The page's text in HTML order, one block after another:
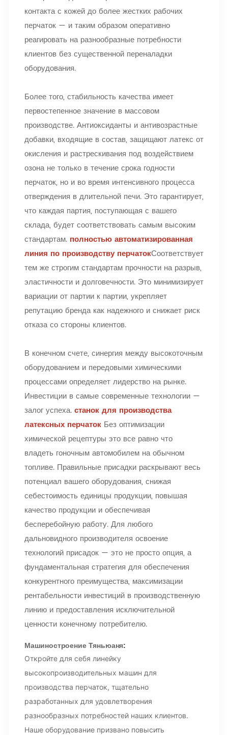
контакта с кожей до более жестких рабочих
перчаток — и таким образом оперативно
реагировать на разнообразные потребности
клиентов без существенной переналадки
оборудования.
Более того, стабильность качества имеет
первостепенное значение в массовом
производстве. Антиоксиданты и антивозрастные
добавки, входящие в состав, защищают латекс от
окисления и растрескивания под воздействием
озона не только в течение срока годности
перчаток, но и во время интенсивного процесса
отверждения в длительной печи. Это гарантирует,
что каждая партия, поступающая с вашего
склада, будет соответствовать самым высоким
стандартам. полностью автоматизированная
линия по производству перчатокСоответствует
тем же строгим стандартам прочности на разрыв,
эластичности и долговечности. Это минимизирует
вариации от партии к партии, укрепляет
репутацию бренда как надежного и снижает риск
отказа со стороны клиентов.
В конечном счете, синергия между высокоточным
оборудованием и передовыми химическими
процессами определяет лидерство на рынке.
Инвестиции в самые современные технологии —
залог успеха. станок для производства
латексных перчатокБез оптимизации
химической рецептуры это все равно что
владеть гоночным автомобилем на обычном
топливе. Правильные присадки раскрывают весь
потенциал вашего оборудования, снижая
себестоимость единицы продукции, повышая
качество продукции и обеспечивая
бесперебойную работу. Для любого
дальновидного производителя освоение
технологий присадок — это не просто опция, а
фундаментальная стратегия для обеспечения
конкурентного преимущества, максимизации
рентабельности инвестиций в производственную
линию и предоставления исключительной
ценности конечному потребителю.
Машиностроение Тяньюаня:
Откройте для себя линейку
высокопроизводительных машин для
производства перчаток, тщательно
разработанных для удовлетворения
разнообразных потребностей наших клиентов.
Наше оборудование призвано повысить